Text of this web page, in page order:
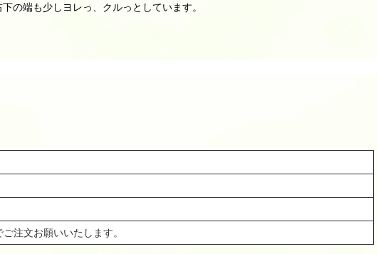
の端も少しヨレっ、クルっとしています。
注文お願いいたします。